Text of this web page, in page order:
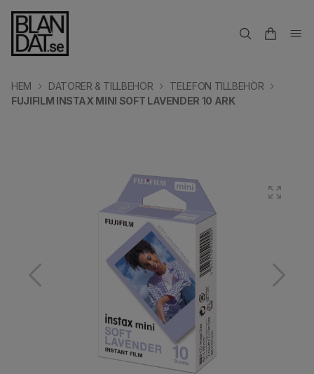
HEM DATORER & TILLBEHÖR
TELEFON TILLBEHÖR
FUJIFILM INSTAX MINI SOFT LAVENDER 10 ARK